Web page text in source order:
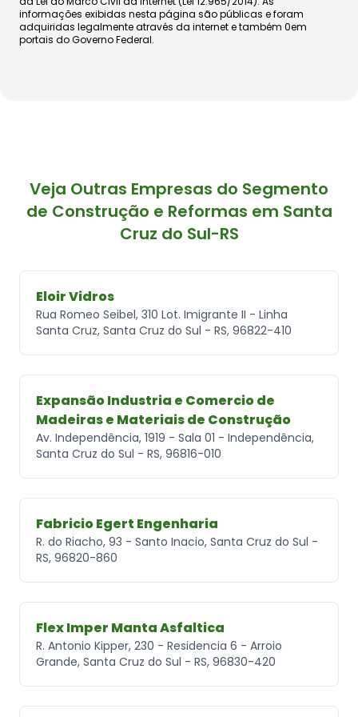
informações exibidas nesta página são públicas e foram
adquiridas legalmente através da internet e também 0em
portais do Governo Federal.
Veja Outras Empresas do Segmento
de Construção e Reformas em Santa
Cruz do Sul-RS
Eloir Vidros
Rua Romeo Seibel, 310 Lot. Imigrante II - Linha
Santa Cruz, Santa Cruz do Sul - RS, 96822-410
Expansão Industria e Comercio de
Madeiras e Materiais de Construção
Av. Independência, 1919 - Sala 01 - Independência,
Santa Cruz do Sul - RS, 96816-010
Fabricio Egert Engenharia
R. do Riacho, 93 - Santo Inacio, Santa Cruz do Sul -
RS, 96820-860
Flex Imper Manta Asfaltica
R. Antonio Kipper, 230 - Residencia 6 - Arroio
Grande, Santa Cruz do Sul - RS, 96830-420